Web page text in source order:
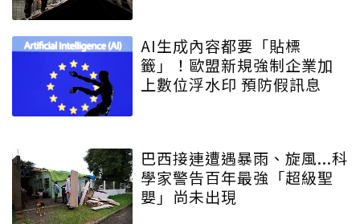
AI生成內容都要「貼標
籤」！歐盟新規強制企業加
上數位浮水印 預防假訊息
巴西接連遭遇暴雨、旋風...科
學家警告百年最強「超級聖
嬰」尚未出現